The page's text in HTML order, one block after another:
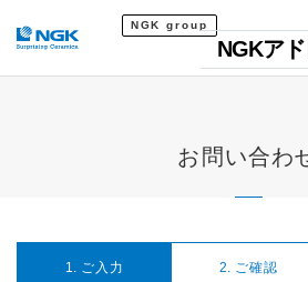
NGKア
NGK group
お問い合わ
1. ご入力 2. ご確認